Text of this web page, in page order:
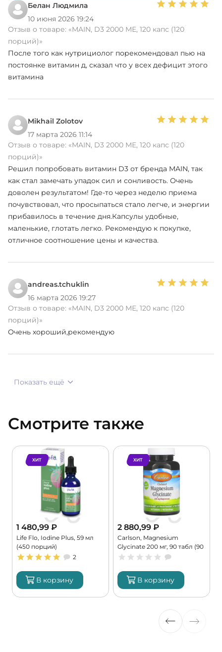
Белан Людмила
10 июня 2026 19:24
Отзыв о товаре: «MAIN, D3 2000 МЕ, 120 капс (120
порций)»
После того как нутрициолог порекомендовал пью на
постоянке витамин д, сказал что у всех дефицит этого
витамина
Mikhail Zolotov
17 марта 2026 11:14
Отзыв о товаре: «MAIN, D3 2000 МЕ, 120 капс (120
порций)»
Решил попробовать витамин D3 от бренда MAIN, так
как стал замечать упадок сил и сонливость. Очень
доволен результатом! Где-то через неделю приема
почувствовал, что просыпаться стало легче, и энергии
прибавилось в течение дня.Капсулы удобные,
маленькие, глотать легко. Рекомендую к покупке,
отличное соотношение цены и качества.
andreas.tchuklin
16 марта 2026 19:27
Отзыв о товаре: «MAIN, D3 2000 МЕ, 120 капс (120
порций)»
Очень хороший,рекомендую
Показать ещё
Смотрите также
ХИТ
1 480,99 ₽
Life Flo, Iodine Plus, 59 мл
(450 порций)
2
В корзину
ХИТ
2 880,99 ₽
Carlson, Magnesium
Glycinate 200 мг, 90 табл (90
порций)
В корзину